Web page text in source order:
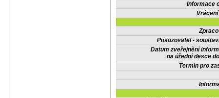
Informace
Posuzovatel -
Datum zveřejnění
na úřední desce
Termín pro